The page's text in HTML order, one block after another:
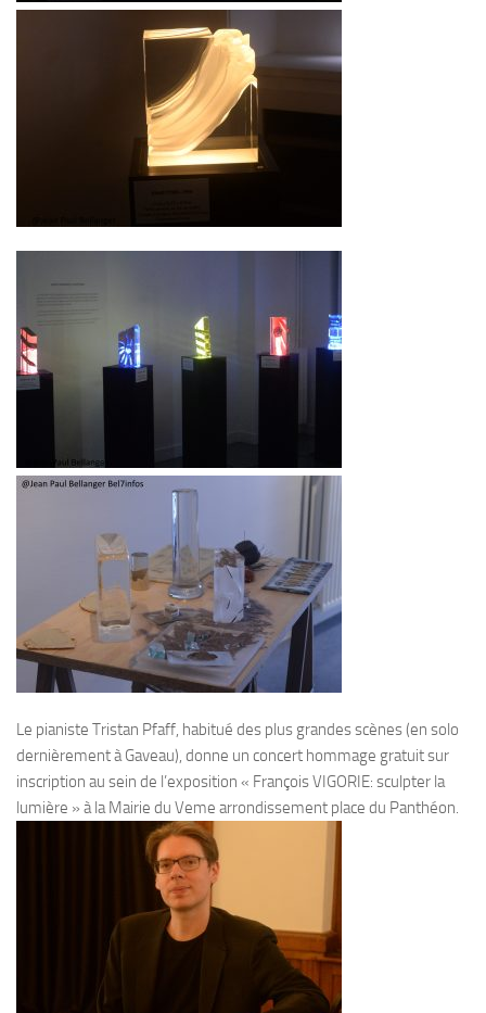
Le pianiste Tristan Pfaff, habitué des plus grandes scènes (en solo
dernièrement à Gaveau), donne un concert hommage gratuit sur
inscription au sein de l’exposition « François VIGORIE: sculpter la
lumière » à la Mairie du Veme arrondissement place du Panthéon.